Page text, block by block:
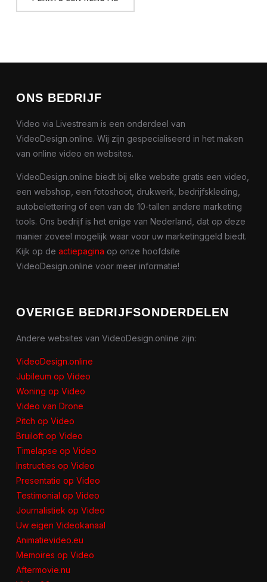
ONS BEDRIJF
Video via Livestream is een onderdeel van
VideoDesign.online. Wij zijn gespecialiseerd in het maken
van online video en websites.
VideoDesign.online biedt bij elke website gratis een video,
een webshop, een fotoshoot, drukwerk, bedrijfskleding,
autobelettering of een van de 10-tallen andere marketing
tools. Ons bedrijf is het enige van Nederland, dat op deze
manier zoveel mogelijk waar voor uw marketinggeld biedt.
Kijk op de actiepagina op onze hoofdsite
VideoDesign.online voor meer informatie!
OVERIGE BEDRIJFSONDERDELEN
Andere websites van VideoDesign.online zijn:
VideoDesign.online
Jubileum op Video
Woning op Video
Video van Drone
Pitch op Video
Bruiloft op Video
Timelapse op Video
Instructies op Video
Presentatie op Video
Testimonial op Video
Journalistiek op Video
Uw eigen Videokanaal
Animatievideo.eu
Memoires op Video
Aftermovie.nu